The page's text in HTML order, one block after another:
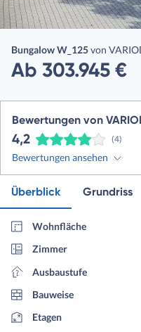
Bungalow W_125von
Ab 303.945 €
Bewertungen von
4,2 (4)
Bewertungen ansehen
Überblick Grundriss
Wohnfläche
Zimmer
Ausbaustufe
Bauweise
Etagen